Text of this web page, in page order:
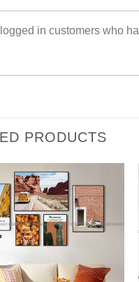
in customers who
PRODUCTS